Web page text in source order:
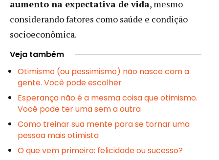
aumento na expectativa de vida, mesmo
considerando fatores como saúde e condição
socioeconômica.
Veja também
Otimismo (ou pessimismo) não nasce com a
gente. Você pode escolher
Esperança não é a mesma coisa que otimismo.
Você pode ter uma sem a outra
Como treinar sua mente para se tornar uma
pessoa mais otimista
O que vem primeiro: felicidade ou sucesso?